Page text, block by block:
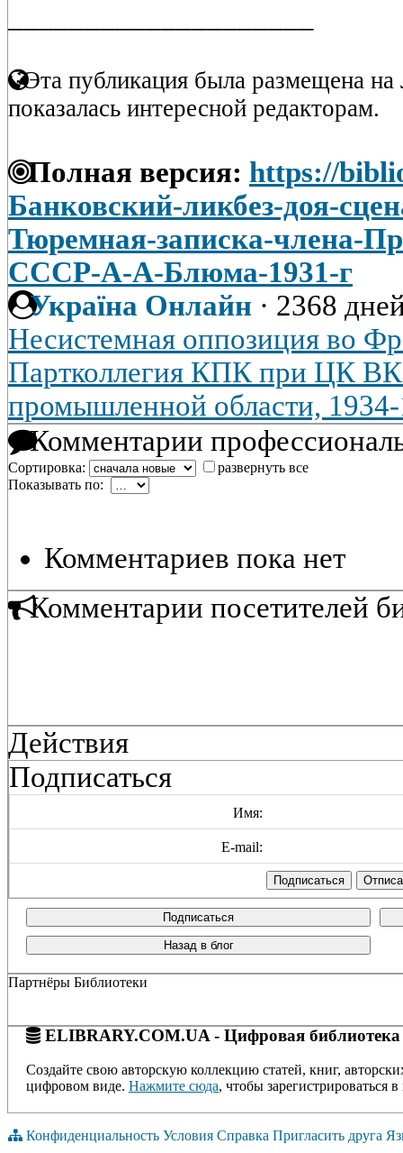
Эта публикация была размещена на
показалась интересной редакторам.
Полная версия: https://
Банковский-ликбез-доя-
Тюремная-записка-члена-
СССР-А-А-Блюма-1931-г
Україна Онлайн · 2368
Несистемная оппозиция во
Партколлегия КПК при ЦК
промышленной области, 1934-
Комментарии
Сортировка:
развернуть все
Показывать по:
Комментариев пока нет
Комментарии посетителей
Действия
Подписаться
Имя:
E-mail:
Подписаться
Назад в блог
Партнёры Библиотеки
ELIBRARY.COM.UA - Цифровая библиотека
Создайте свою авторскую коллекцию статей, книг,
цифровом виде. Нажмите сюда, чтобы зарегистрироваться в
Конфиденциальность Условия Справка Пригласить друга